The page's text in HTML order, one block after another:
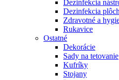
Dezinfekcia
Dezinfekcia plôch
Zdravotné a
Rukavice
Ostatné
Dekorácie
Sady na tetovanie
Kufríky
Stojany